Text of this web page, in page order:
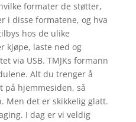
formater de støtter,
i disse formatene, og hva
hos de ulike
kjøpe, laste ned og
via USB. TMJKs formann
Alt du trenger å
på hjemmesiden, så
Men det er skikkelig glatt.
I dag er vi veldig